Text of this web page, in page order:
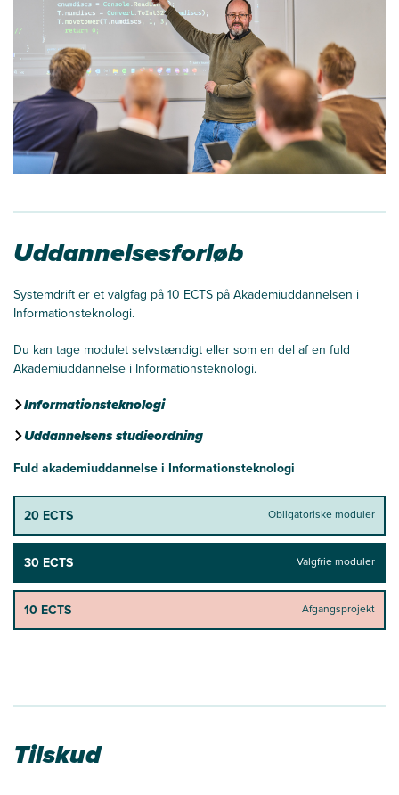
Uddannelsesforløb
Systemdrift er et valgfag på 10 ECTS på Akademiuddannelsen i
Informationsteknologi.
Du kan tage modulet selvstændigt eller som en del af en fuld
Akademiuddannelse i Informationsteknologi.
Informationsteknologi
Uddannelsens studieordning
Fuld akademiuddannelse i Informationsteknologi
20 ECTS Obligatoriske moduler
30 ECTS Valgfrie moduler
10 ECTS Afgangsprojekt
Tilskud